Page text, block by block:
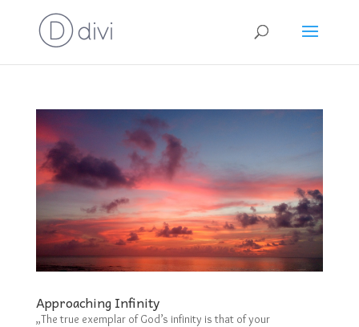
Approaching Infinity
„The true exemplar of God’s infinity is that of your